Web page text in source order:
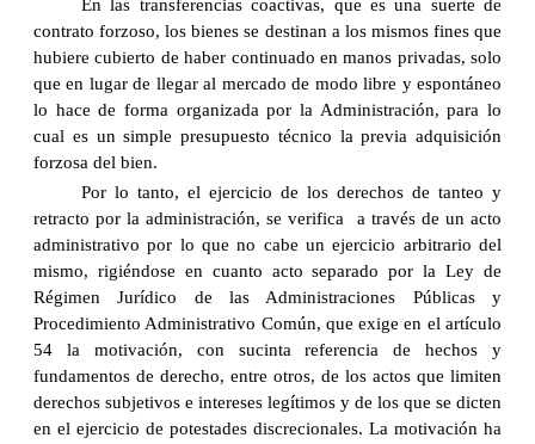
En las transferencias coactivas, que es una suerte de
contrato forzoso, los bienes se destinan a los mismos fines que
hubiere cubierto de haber continuado en manos privadas, solo
que en lugar de llegar al mercado de modo libre y espontáneo
lo hace de forma organizada por la Administración, para lo
cual es un simple presupuesto técnico la previa adquisición
forzosa del bien.
Por lo tanto, el ejercicio de los derechos de tanteo y
retracto por la administración, se verifica a través de un acto
administrativo por lo que no cabe un ejercicio arbitrario del
mismo, rigiéndose en cuanto acto separado por la Ley de
Régimen Jurídico de las Administraciones Públicas y
Procedimiento Administrativo Común, que exige en el artículo
54 la motivación, con sucinta referencia de hechos y
fundamentos de derecho, entre otros, de los actos que limiten
derechos subjetivos e intereses legítimos y de los que se dicten
en el ejercicio de potestades discrecionales. La motivación ha